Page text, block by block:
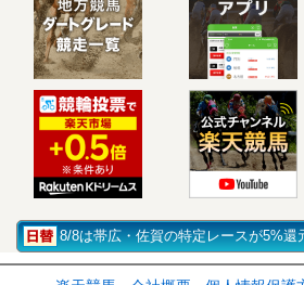
8/8は帯広・佐賀の特定レースが5%還